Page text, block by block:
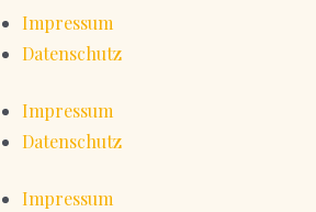
Impressum
Datenschutz
Impressum
Datenschutz
Impressum